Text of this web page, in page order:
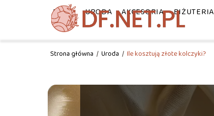
MODA URODA AKCESORIA BIŻUTERIA
Strona główna / Uroda / Ile kosztują złote kolczyki?